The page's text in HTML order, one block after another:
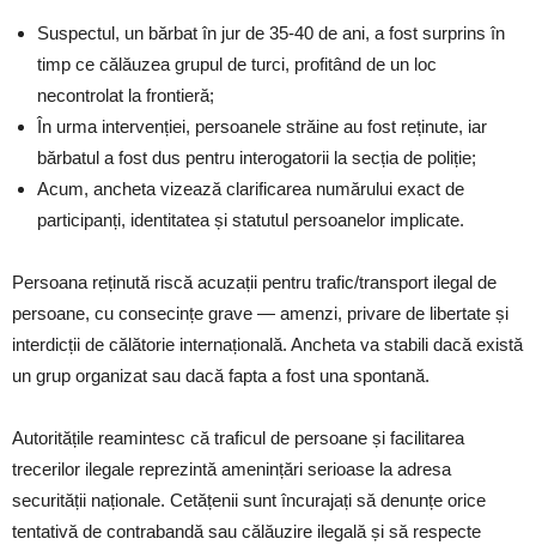
Suspectul, un bărbat în jur de 35‑40 de ani, a fost surprins în
timp ce călăuzea grupul de turci, profitând de un loc
necontrolat la frontieră;
În urma intervenției, persoanele străine au fost reținute, iar
bărbatul a fost dus pentru interogatorii la secția de poliție;
Acum, ancheta vizează clarificarea numărului exact de
participanți, identitatea și statutul persoanelor implicate.
Persoana reținută riscă acuzații pentru trafic/transport ilegal de
persoane, cu consecințe grave — amenzi, privare de libertate și
interdicții de călătorie internațională. Ancheta va stabili dacă există
un grup organizat sau dacă fapta a fost una spontană.
Autoritățile reamintesc că traficul de persoane și facilitarea
trecerilor ilegale reprezintă amenințări serioase la adresa
securității naționale. Cetățenii sunt încurajați să denunțe orice
tentativă de contrabandă sau călăuzire ilegală și să respecte